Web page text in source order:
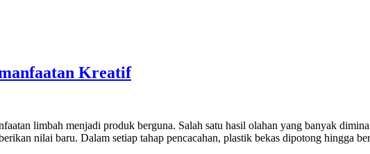
Kreatif
limbah menjadi produk berguna. Salah satu hasil olahan yang banyak
nilai baru. Dalam setiap tahap pencacahan, plastik bekas dipotong hingga